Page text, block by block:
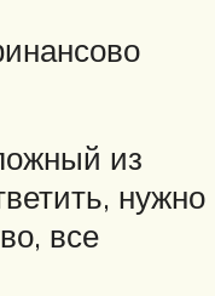
из
нужно
все